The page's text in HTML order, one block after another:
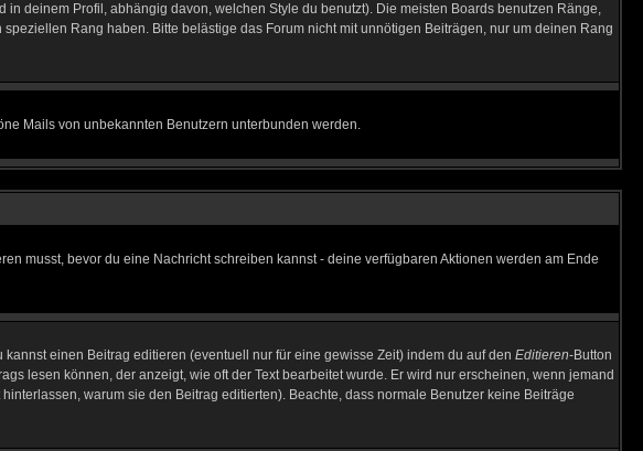
deinem Profil, abhängig davon, welchen Style du benutzt). Die meisten Boards benutzen Ränge,
Rang haben. Bitte belästige das Forum nicht mit unnötigen Beiträgen, nur um deinen Rang
Mails von unbekannten Benutzern unterbunden werden.
musst, bevor du eine Nachricht schreiben kannst - deine verfügbaren Aktionen werden am Ende
einen Beitrag editieren (eventuell nur für eine gewisse Zeit) indem du auf den Editieren-Button
lesen können, der anzeigt, wie oft der Text bearbeitet wurde. Er wird nur erscheinen, wenn jemand
warum sie den Beitrag editierten). Beachte, dass normale Benutzer keine Beiträge